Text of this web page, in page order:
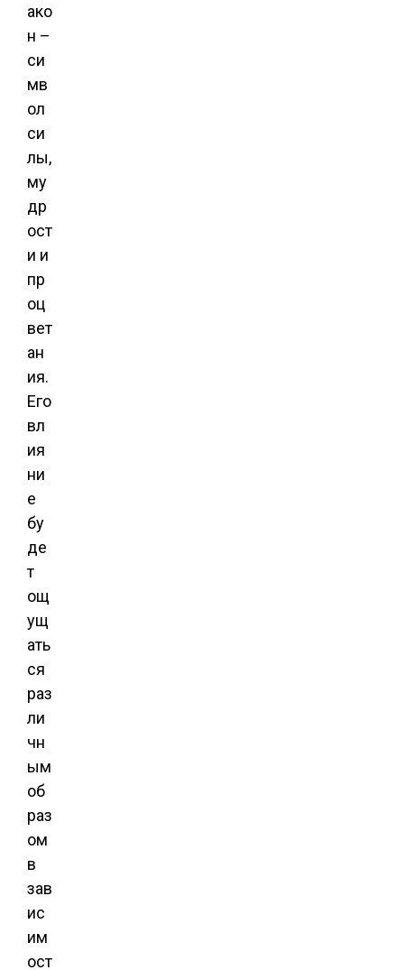
ако
н –
си
мв
ол
си
лы,
му
др
ост
и и
пр
оц
вет
ан
ия.
Его
вл
ия
ни
е
бу
де
т
ощ
ущ
ать
ся
раз
ли
чн
ым
об
раз
ом
в
зав
ис
им
ост